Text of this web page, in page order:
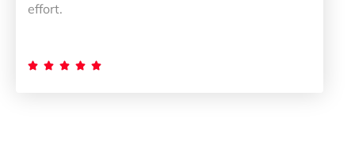
effort.
    